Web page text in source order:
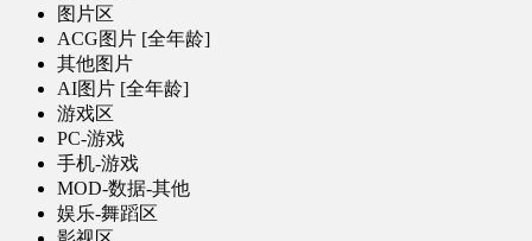
图片区
ACG图片 [全年龄]
其他图片
AI图片 [全年龄]
游戏区
PC-游戏
手机-游戏
MOD-数据-其他
娱乐-舞蹈区